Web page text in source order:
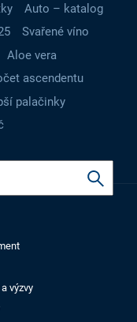
Auto – katalog
Svařené víno
Aloe vera
ascendentu
palačinky
výzvy